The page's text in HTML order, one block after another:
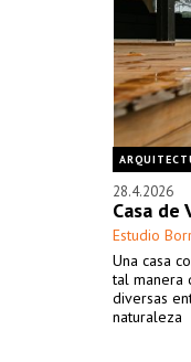
28.4.2026
Casa de
Estudio
Una casa
tal manera
diversas
naturaleza